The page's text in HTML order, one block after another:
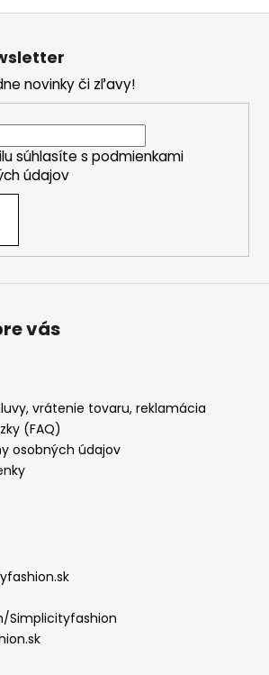
a
c
i
e
p
r
v
ý
novinky či zľavy!
súhlasíte s podmienkami
údajov
vás
vrátenie tovaru, reklamácia
(FAQ)
osobných údajov
Simplicityfashion